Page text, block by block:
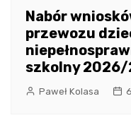
Nabór
przewozu
szkolny
Paweł Kolasa